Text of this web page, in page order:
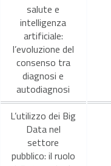
salute e
intelligenza
artificiale:
l’evoluzione del
consenso tra
diagnosi e
autodiagnosi
L’utilizzo dei Big
Data nel
settore
pubblico: il ruolo